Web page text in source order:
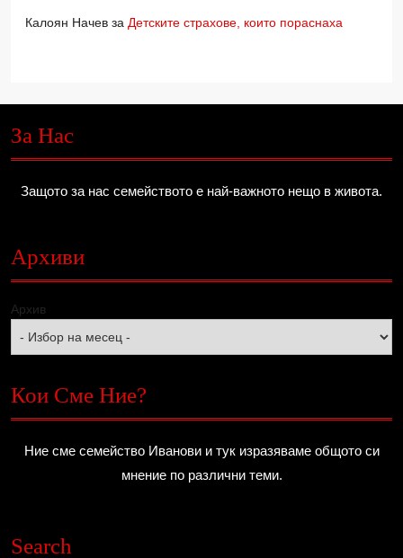
Калоян Начев за Детските страхове, които пораснаха
За Нас
Защото за нас семейството е най-важното нещо в живота.
Архиви
Архив
Кои Сме Ние?
Ние сме семейство Иванови и тук изразяваме общото си
мнение по различни теми.
Search